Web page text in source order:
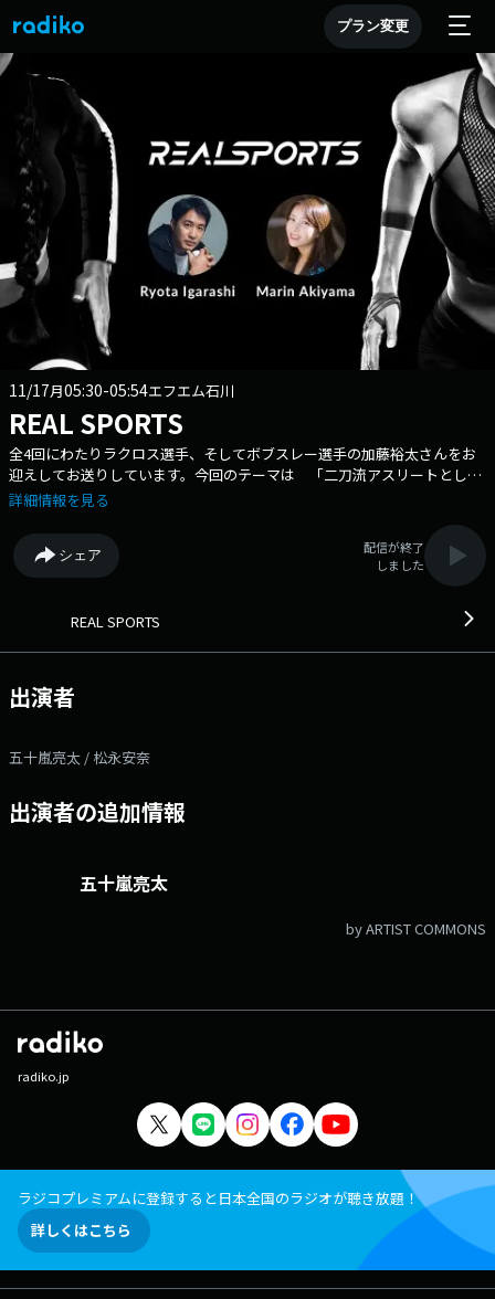
プラン変更
11/17月05:30-05:54エフエム石川
REAL SPORTS
全4回にわたりラクロス選手、そしてボブスレー選手の加藤裕太さんをお
迎えしてお送りしています。今回のテーマは 「二刀流アスリートとし
て」。 番組Webサイト：
https://form.audee.jp/realsports/message
詳細情報を見る
シェア
配信が終了
しました
REAL SPORTS
出演者
五十嵐亮太 / 松永安奈
出演者の追加情報
五十嵐亮太
by ARTIST COMMONS
radiko.jp
ラジコプレミアムに登録すると日本全国のラジオが聴き放題！
詳しくはこちら